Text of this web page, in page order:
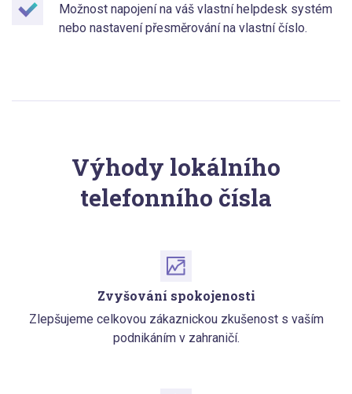
Možnost napojení na váš vlastní helpdesk systém
nebo nastavení přesměrování na vlastní číslo.
Výhody lokálního
telefonního čísla
Zvyšování spokojenosti
Zlepšujeme celkovou zákaznickou zkušenost s vaším
podnikáním v zahraničí.